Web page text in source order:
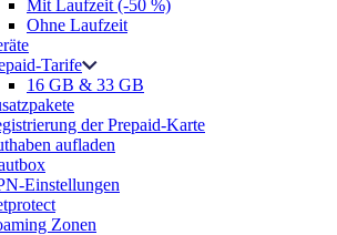
Mit Laufzeit (-50 %)
Ohne Laufzeit
Tarife
16 GB & 33 GB
der Prepaid-Karte
aufladen
Einstellungen
Zonen